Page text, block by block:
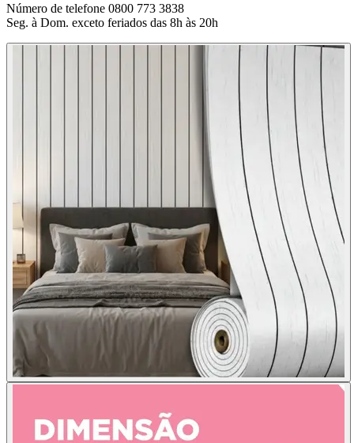
Número de telefone 0800 773 3838
Seg. à Dom. exceto feriados das 8h às 20h